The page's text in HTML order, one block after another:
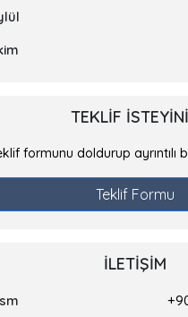
TEKLIF
formunu doldurup ayrıntılı
Teklif Formu
İLETIŞIM